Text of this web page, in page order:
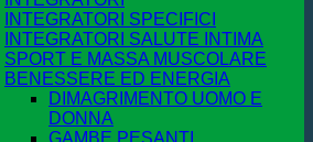
INTEGRATORI SPECIFICI
INTEGRATORI SALUTE INTIMA
SPORT E MASSA MUSCOLARE
BENESSERE ED ENERGIA
DIMAGRIMENTO UOMO E
DONNA
GAMBE PESANTI